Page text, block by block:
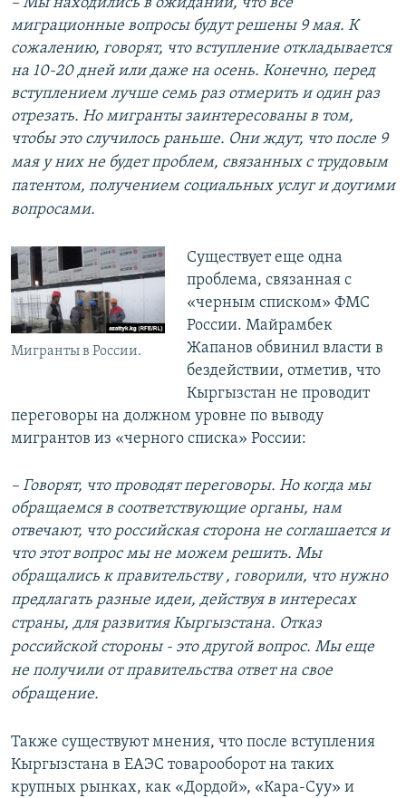
– Мы находились в ожидании, что все
миграционные вопросы будут решены 9 мая. К
сожалению, говорят, что вступление откладывается
на 10-20 дней или даже на осень. Конечно, перед
вступлением лучше семь раз отмерить и один раз
отрезать. Но мигранты заинтересованы в том,
чтобы это случилось раньше. Они ждут, что после 9
мая у них не будет проблем, связанных с трудовым
патентом, получением социальных услуг и доугими
вопросами.
Мигранты в России.
Существует еще одна
проблема, связанная с
«черным списком» ФМС
России. Майрамбек
Жапанов обвинил власти в
бездействии, отметив, что
Кыргызстан не проводит
переговоры на должном уровне по выводу
мигрантов из «черного списка» России:
– Говорят, что проводят переговоры. Но когда мы
обращаемся в соответствующие органы, нам
отвечают, что российская сторона не соглашается и
что этот вопрос мы не можем решить. Мы
обращались к правительству , говорили, чтонужно
предлагать разные идеи, действуя в интересах
страны, для развития Кыргызстана. Отказ
российской стороны - это другой вопрос. Мы еще
не получили от правительства ответ на свое
обращение.
Также существуют мнения, что после вступления
Кыргызстана в ЕАЭС товарооборот на таких
крупных рынках, как «Дордой», «Кара-Суу» и